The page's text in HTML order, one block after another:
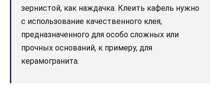
зернистой, как наждачка. Клеить кафель нужно
с использование качественного клея,
предназначенного для особо сложных или
прочных оснований, к примеру, для
керамогранита.